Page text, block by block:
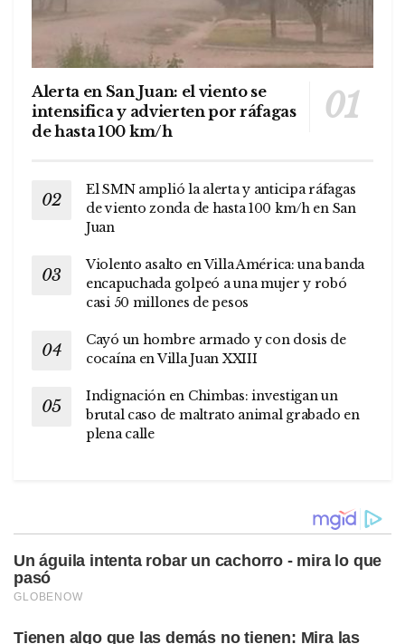
Alerta en San Juan: el viento se
intensifica y advierten por ráfagas
de hasta 100 km/h
El SMN amplió la alerta y anticipa ráfagas
de viento zonda de hasta 100 km/h en San
Juan
Violento asalto en Villa América: una banda
encapuchada golpeó a una mujer y robó
casi 50 millones de pesos
Cayó un hombre armado y con dosis de
cocaína en Villa Juan XXIII
Indignación en Chimbas: investigan un
brutal caso de maltrato animal grabado en
plena calle